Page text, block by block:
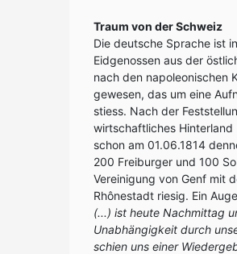
Traum von der Schweiz
Die deutsche Sprache ist
Eidgenossen aus der
nach den napoleonischen
gewesen, das um eine
stiess. Nach der
wirtschaftliches
schon am 01.06.1814
200 Freiburger und 100
Vereinigung von Genf mit
Rhônestadt riesig. Ein
(...) ist heute Nachmittag
Unabhängigkeit durch
schien uns einer